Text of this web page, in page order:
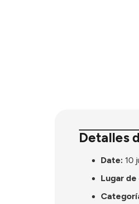
Detalles
Date: 10
Lugar